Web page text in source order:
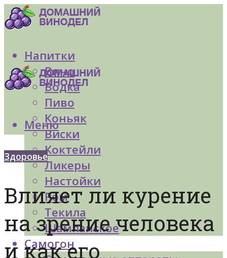
Напитки
Вино
Водка
Пиво
Коньяк
Виски
Коктейли
Ликеры
Настойки
Ром
Текила
Шампанское
Самогон
Меню
Здоровье
Влияет ли курение
на зрение человека
и как его